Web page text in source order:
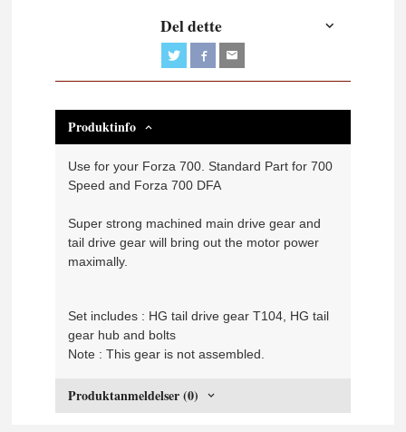
Del dette
Produktinfo
Use for your Forza 700. Standard Part for 700
Speed and Forza 700 DFA
Super strong machined main drive gear and
tail drive gear will bring out the motor power
maximally.
Set includes : HG tail drive gear T104, HG tail
gear hub and bolts
Note : This gear is not assembled.
Produktanmeldelser (0)